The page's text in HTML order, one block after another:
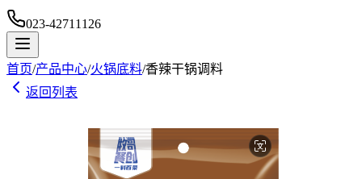
023-42711126
首页/产品中心/火锅底料/香辣干锅调料
返回列表